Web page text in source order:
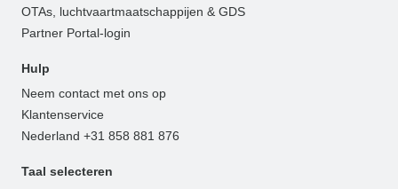
OTAs, luchtvaartmaatschappijen & GDS
Partner Portal-login
Hulp
Neem contact met ons op
Klantenservice
Nederland +31 858 881 876
Taal selecteren